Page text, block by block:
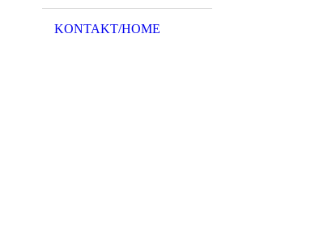
KONTAKT/HOME